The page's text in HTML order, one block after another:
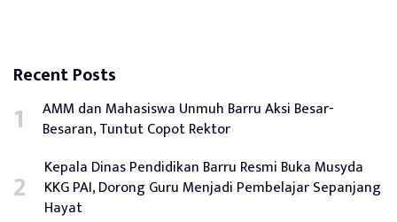
Recent Posts
AMM dan Mahasiswa Unmuh Barru Aksi Besar-
Besaran, Tuntut Copot Rektor
Kepala Dinas Pendidikan Barru Resmi Buka Musyda
KKG PAI, Dorong Guru Menjadi Pembelajar Sepanjang
Hayat